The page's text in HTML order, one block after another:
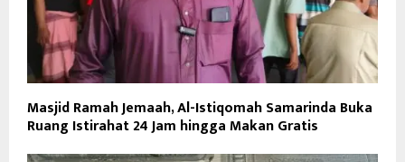
Masjid Ramah Jemaah, Al-Istiqomah Samarinda Buka
Ruang Istirahat 24 Jam hingga Makan Gratis